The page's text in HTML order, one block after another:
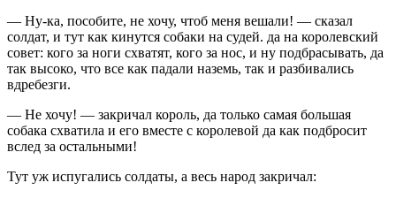
— Ну-ка, пособите, не хочу, чтоб меня вешали! — сказал
солдат, и тут как кинутся собаки на судей. да на королевский
совет: кого за ноги схватят, кого за нос, и ну подбрасывать, да
так высоко, что все как падали наземь, так и разбивались
вдребезги.
— Не хочу! — закричал король, да только самая большая
собака схватила и его вместе с королевой да как подбросит
вслед за остальными!
Тут уж испугались солдаты, а весь народ закричал: